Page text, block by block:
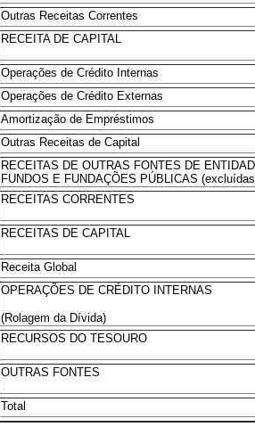
Outras Receitas Correntes
RECEITA DE CAPITAL
Operações de Crédito Internas
Operações de Crédito Externas
Amortização de Empréstimos
Outras Receitas de Capital
RECEITAS DE OUTRAS FONTES DE
FUNDOS E FUNDAÇÕES PÚBLICAS
RECEITAS CORRENTES
RECEITAS DE CAPITAL
Receita Global
OPERAÇÕES DE CRÉDITO INTERNAS
(Rolagem da Dívida)
RECURSOS DO TESOURO
OUTRAS FONTES
Total